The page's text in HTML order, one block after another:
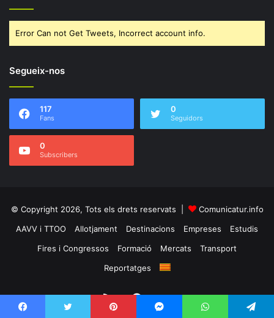
Error Can not Get Tweets, Incorrect account info.
Segueix-nos
117
Fans
0
Seguidors
0
Subscribers
© Copyright 2026, Tots els drets reservats |
Comunicatur.info
AAVV i TTOO
Allotjament Destinacions Empreses
Estudis
Fires i Congressos
Formació Mercats
Transport
Reportatges
RSS Facebook
Twitter